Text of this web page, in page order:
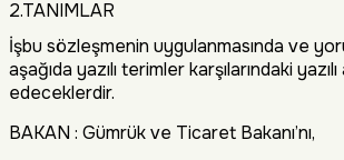
2.TANIMLAR
İşbu sözleşmenin uygulanmasında ve
aşağıda yazılı terimler karşılarındaki
edeceklerdir.
BAKAN : Gümrük ve Ticaret Bakanı’nı,